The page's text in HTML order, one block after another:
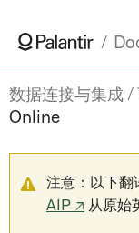
数据连接与集成
Online
注意：以下翻
AIP ↗ 从原始